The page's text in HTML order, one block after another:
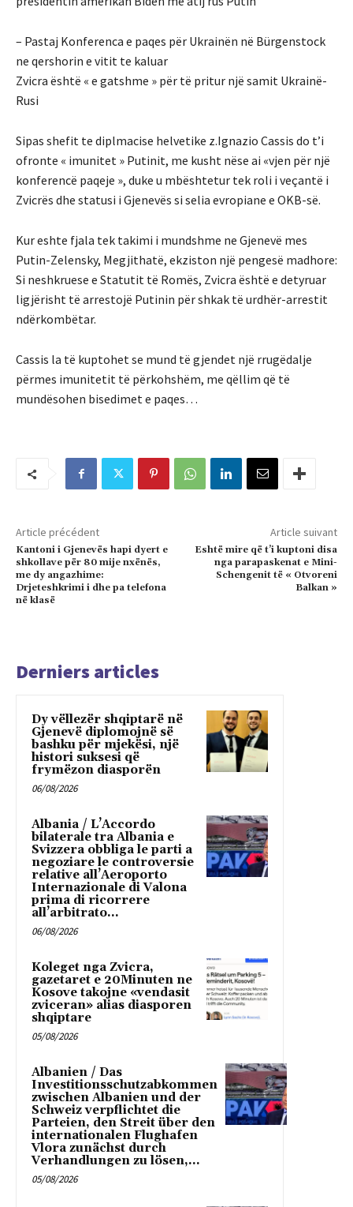
– Pastaj Konferenca e paqes për Ukrainën në Bürgenstock
ne qershorin e vitit te kaluar
Zvicra është « e gatshme » për të pritur një samit Ukrainë-
Rusi
Sipas shefit te diplmacise helvetike z.Ignazio Cassis do t’i
ofronte « imunitet » Putinit, me kusht nëse ai «vjen për një
konferencë paqeje », duke u mbështetur tek roli i veçantë i
Zvicrës dhe statusi i Gjenevës si selia evropiane e OKB-së.
Kur eshte fjala tek takimi i mundshme ne Gjenevë mes
Putin-Zelensky, Megjithatë, ekziston një pengesë madhore:
Si neshkruese e Statutit të Romës, Zvicra është e detyruar
ligjërisht të arrestojë Putinin për shkak të urdhër-arrestit
ndërkombëtar.
Cassis la të kuptohet se mund të gjendet një rrugëdalje
përmes imunitetit të përkohshëm, me qëllim që të
mundësohen bisedimet e paqes…
Article précédent
Kantoni i Gjenevës hapi dyert e
shkollave për 80 mije nxënës,
me dy angazhime:
Drjeteshkrimi i dhe pa telefona
në klasë
Article suivant
Eshtë mire që t’i kuptoni disa
nga parapaskenat e Mini-
Schengenit të « Otvoreni
Balkan »
Derniers articles
Dy vëllezër shqiptarë në
Gjenevë diplomojnë së
bashku për mjekësi, një
histori suksesi që
frymëzon diasporën
06/08/2026
Albania / L’Accordo
bilaterale tra Albania e
Svizzera obbliga le parti a
negoziare le controversie
relative all’Aeroporto
Internazionale di Valona
prima di ricorrere
all’arbitrato...
06/08/2026
Koleget nga Zvicra,
gazetaret e 20Minuten ne
Kosove takojne «vendasit
zviceran» alias diasporen
shqiptare
05/08/2026
Albanien / Das
Investitionsschutzabkommen
zwischen Albanien und der
Schweiz verpflichtet die
Parteien, den Streit über den
internationalen Flughafen
Vlora zunächst durch
Verhandlungen zu lösen,...
05/08/2026